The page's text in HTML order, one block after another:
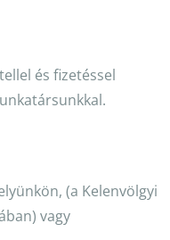
és fizetéssel
(a Kelenvölgyi
vagy